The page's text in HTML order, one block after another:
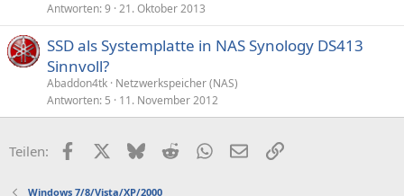
p
Antworten 9 21. Oktober 2013
SSD als Systemplatte in NAS Synology DS413
Sinnvoll?
Abaddon4tk Netzwerkspeicher (NAS)
Antworten 5 11. November 2012
Teilen: FacebookX (Twitter)
BlueskyRedditWhatsApp
E-MailLink
Windows 7/8/Vista/XP/2000